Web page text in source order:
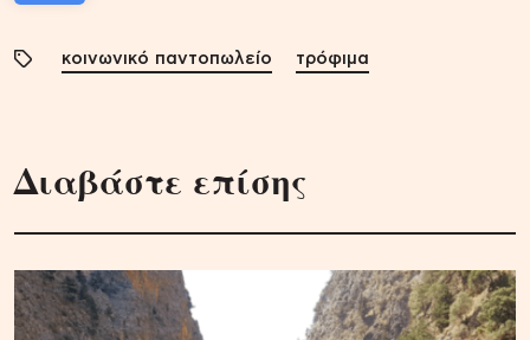
κοινωνικό παντοπωλείο τρόφιμα
Διαβάστε επίσης